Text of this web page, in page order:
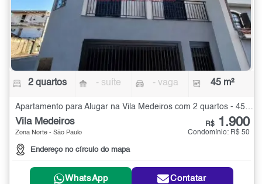
2 quartos - suíte - vaga 45 m²
Vila Medeiros
Zona Norte - São Paulo
Endereço no círculo do mapa
R$ 1.900
Condomínio: R$ 50
WhatsApp Contatar